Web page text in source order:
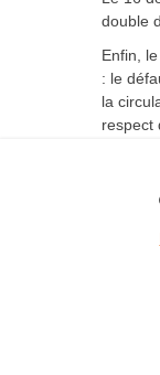
double
Enfin,
: le
la
respect